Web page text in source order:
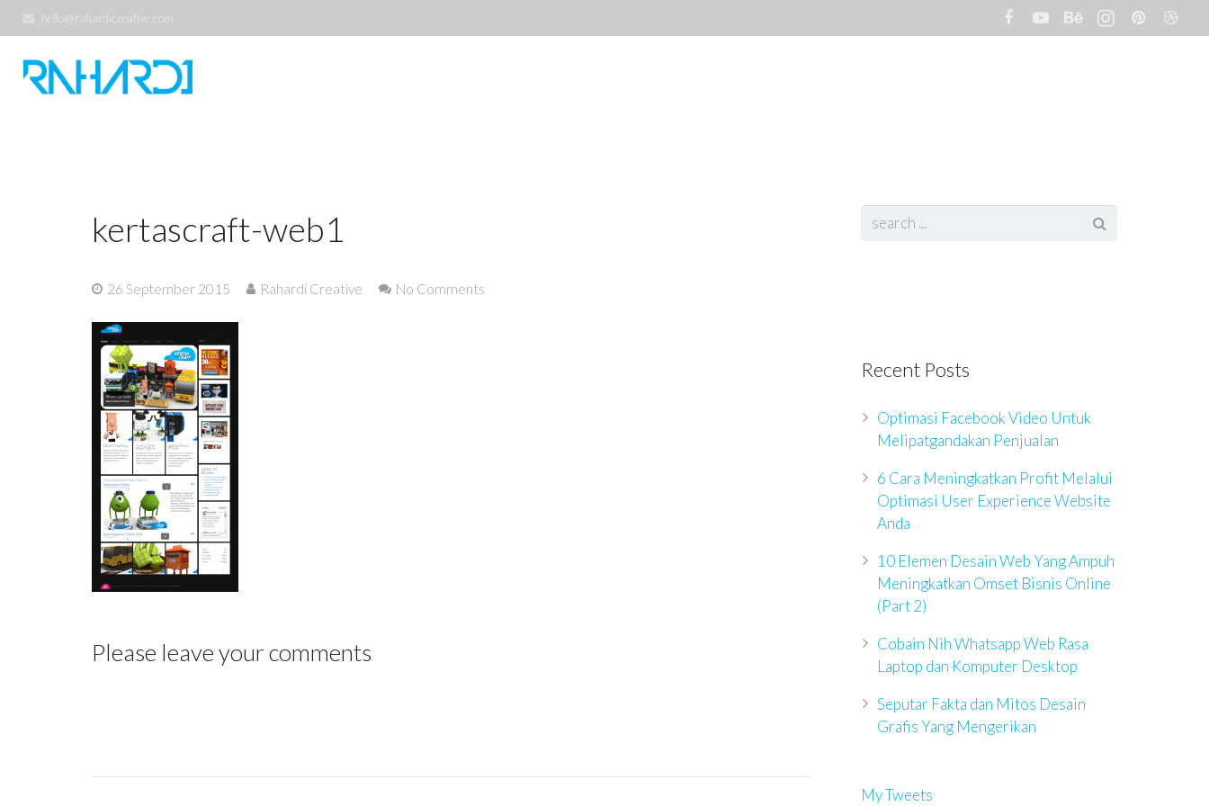
hello@rahardicreative.com
kertascraft-web1
26 September 2015 Rahardi Creative No Comments
Please leave your comments
Recent Posts
Optimasi Facebook Video Untuk
Melipatgandakan Penjualan
6 Cara Meningkatkan Profit Melalui
Optimasi User Experience Website
Anda
10 Elemen Desain Web Yang Ampuh
Meningkatkan Omset Bisnis Online
(Part 2)
Cobain Nih Whatsapp Web Rasa
Laptop dan Komputer Desktop
Seputar Fakta dan Mitos Desain
Grafis Yang Mengerikan
My Tweets